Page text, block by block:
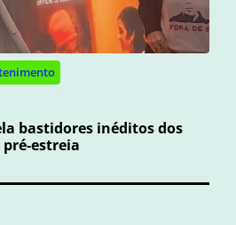
bastidores inéditos dos
estreia